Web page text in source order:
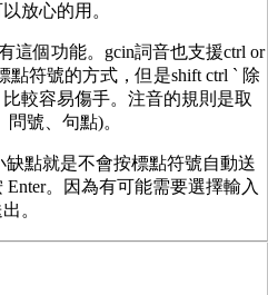
放心的用。
這個功能。gcin詞音也支援ctrl or
點符號的方式，但是shift ctrl ` 除
較容易傷手。注音的規則是取
號、句點)。
點就是不會按標點符號自動送
。因為有可能需要選擇輸入
。